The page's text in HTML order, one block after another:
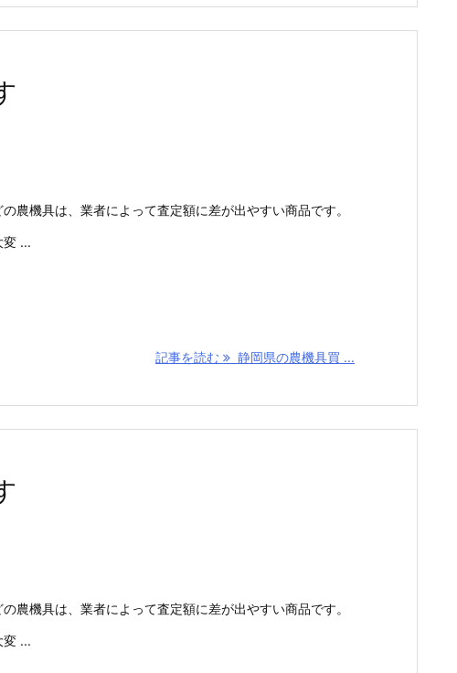
農機具は、業者によって査定額に差が出やすい商品です。
変 ...
記事を読む 静岡県の農機具買 ...
農機具は、業者によって査定額に差が出やすい商品です。
変 ...